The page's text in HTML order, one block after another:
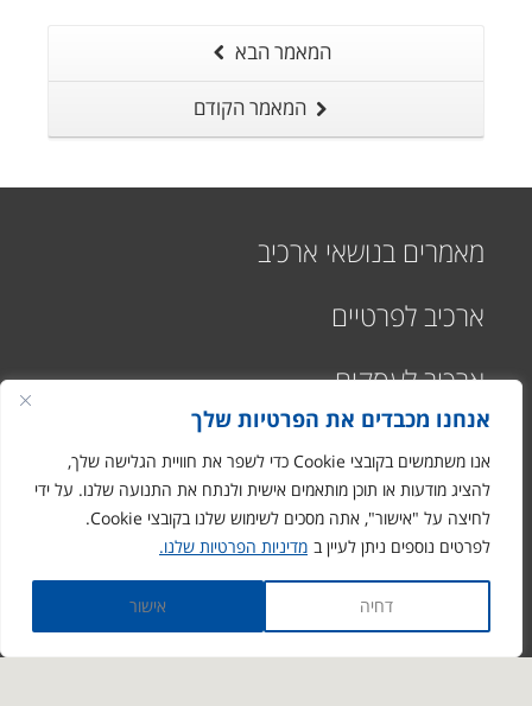
אנחנו מכבדים את הפרטיות שלך
אנו משתמשים בקובצי Cookie כדי לשפר את חוויית הגלישה שלך,
להציג מודעות או תוכן מותאמים אישית ולנתח את התנועה שלנו. על ידי
לחיצה על "אישור", אתה מסכים לשימוש שלנו בקובצי Cookie.
לפרטים נוספים ניתן לעיין ב מדיניות הפרטיות שלנו.
דחיה אישור
המאמר הבא
המאמר הקודם
מאמרים בנושאי ארכיב
ארכיב לפרטיים
ארכיב לעסקים
רח' התעשיה 1
מבוא חורון
ronen@arciv.co.il